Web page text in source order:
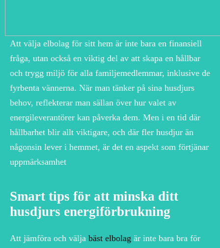
Att välja elbolag för sitt hem är inte bara en finansiell
fråga, utan också en viktig del av att skapa en hållbar
och trygg miljö för alla familjemedlemmar, inklusive de
fyrbenta vännerna. När man tänker på sina husdjurs
behov, reflekterar man sällan över hur valet av
energileverantörer kan påverka dem. Men i en tid där
hållbarhet blir allt viktigare, och där fler husdjur än
någonsin lever i hemmet, är det en aspekt som förtjänar
uppmärksamhet
Smart tips för att minska ditt
husdjurs energiförbrukning
Att jämföra och välja bäst elbolag är inte bara bra för